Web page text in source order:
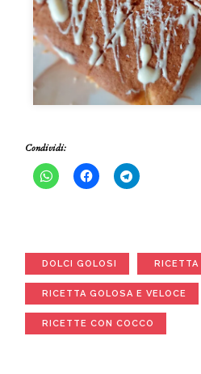
Condividi:
DOLCI GOLOSI RICETTA
RICETTA GOLOSA E VELOCE
RICETTE CON COCCO